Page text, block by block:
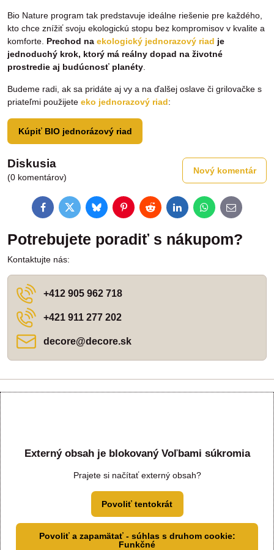
Bio Nature program tak predstavuje ideálne riešenie pre každého,
kto chce znížiť svoju ekologickú stopu bez kompromisov v kvalite a
komforte. Prechod na ekologický jednorazový riad je
jednoduchý krok, ktorý má reálny dopad na životné
prostredie aj budúcnosť planéty.
Budeme radi, ak sa pridáte aj vy a na ďalšej oslave či grilovačke s
priateľmi použijete eko jednorazový riad:
Kúpiť BIO jednorázový riad
Diskusia
(0 komentárov)
Nový komentár
FacebookTwitterBlueskyPinterestRedditLinkedInWhatsApp
E-
mail
Potrebujete poradiť s nákupom?
Kontaktujte nás:
+412 905 962 718
+421 911 277 202
decore​@decore​.sk
Externý obsah je blokovaný Voľbami súkromia
Prajete si načítať externý obsah?
Povoliť tentokrát
Povoliť a zapamätať - súhlas s druhom cookie:
Funkčné